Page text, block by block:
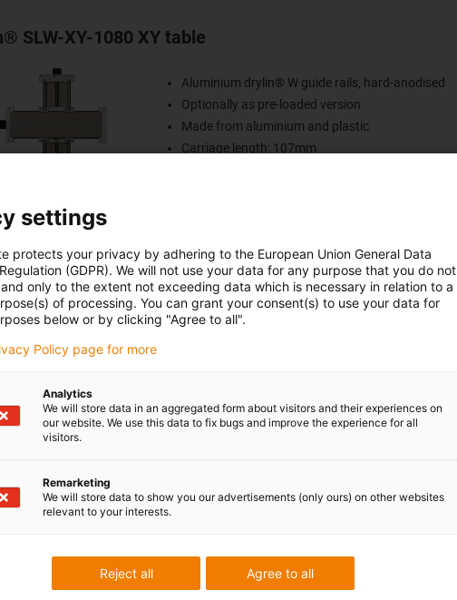
SLW-XY-1080 XY table
Aluminium drylin® W guide rails, hard-anodised
Optionally as pre-loaded version
Made from aluminium and plastic
Carriage length: 107mm
SLW-XY-1660 XY table
(sizes: 1040/1080) Stroke
Made from aluminium and plastic
settings
protects your privacy by adhering to the European Union General Data
(GDPR). We will not use your data for any purpose that you do not
only to the extent not exceeding data which is necessary in relation to a
of processing. You can grant your consent(s) to use your data for
below or by clicking "Agree to all".
Policy page for more
Analytics
We will store data in an aggregated form about visitors and their experiences on
our website. We use this data to fix bugs and improve the experience for all
visitors.
Remarketing
We will store data to show you our advertisements (only ours) on other websites
relevant to your interests.
Agree to all
Reject all